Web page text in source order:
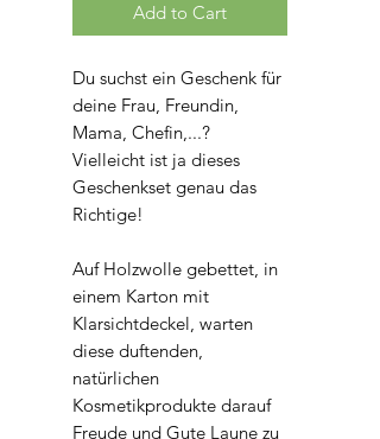
Add to Cart
Du suchst ein Geschenk für
deine Frau, Freundin,
Mama, Chefin,...?
Vielleicht ist ja dieses
Geschenkset genau das
Richtige!
Auf Holzwolle gebettet, in
einem Karton mit
Klarsichtdeckel, warten
diese duftenden,
natürlichen
Kosmetikprodukte darauf
Freude und Gute Laune zu